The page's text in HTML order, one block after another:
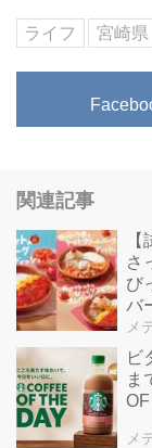
ライフ 宮崎県
関連記事
さ
び
バ
メ
ビ
ま
メ